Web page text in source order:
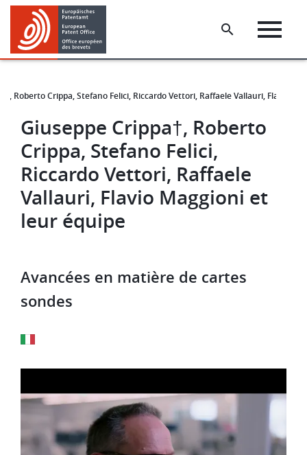
Skip
main
content
Skip
footer
Roberto Crippa, Stefano Felici, Riccardo Vettori, Raffaele Vallauri, Flavio
Giuseppe Crippa†, Roberto
Crippa, Stefano Felici,
Riccardo Vettori, Raffaele
Vallauri, Flavio Maggioni et
leur équipe
Avancées en matière de cartes
sondes